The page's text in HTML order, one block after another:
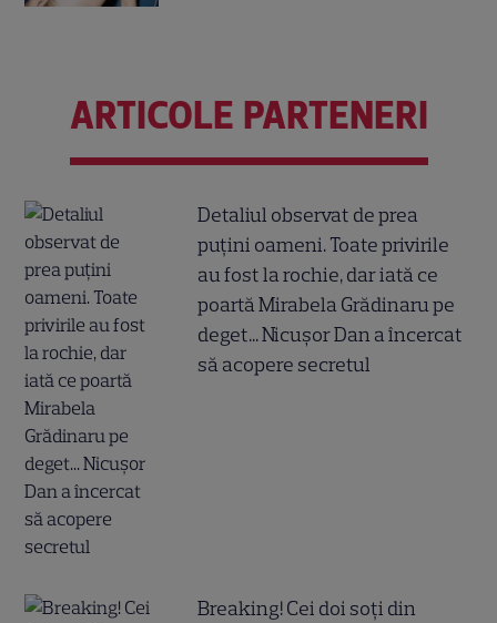
ARTICOLE PARTENERI
Detaliul observat de prea
puțini oameni. Toate privirile
au fost la rochie, dar iată ce
poartă Mirabela Grădinaru pe
deget... Nicușor Dan a încercat
să acopere secretul
Breaking! Cei doi soți din